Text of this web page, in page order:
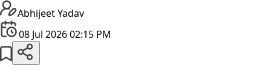
Abhijeet Yadav
08 Jul 2026 02:15 PM